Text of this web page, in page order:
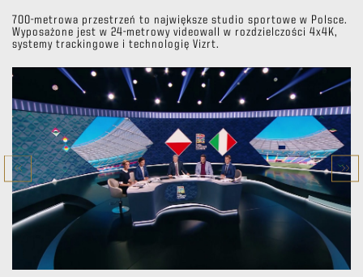
700-metrowa przestrzeń to największe studio sportowe w Polsce.
Wyposażone jest w 24-metrowy videowall w rozdzielczości 4x4K,
systemy trackingowe i technologię Vizrt.